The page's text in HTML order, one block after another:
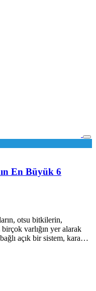
En Büyük 6
otsu bitkilerin,
birçok varlığın yer alarak
açık bir sistem, kara…